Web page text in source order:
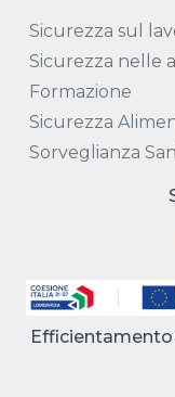
Sicurezza sul
Sicurezza nelle
Formazione
Sicurezza
Sorveglianza